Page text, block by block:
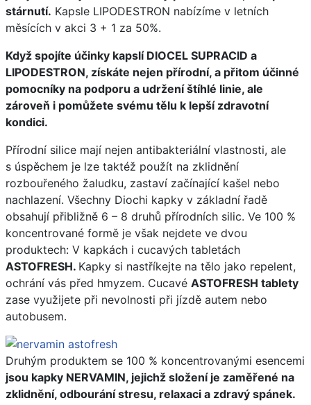
stárnutí. Kapsle LIPODESTRON nabízíme v letních
měsících v akci 3 + 1 za 50%.
Když spojíte účinky kapslí DIOCEL SUPRACID a
LIPODESTRON, získáte nejen přírodní, a přitom účinné
pomocníky na podporu a udržení štíhlé linie, ale
zároveň i pomůžete svému tělu k lepší zdravotní
kondici.
Přírodní silice mají nejen antibakteriální vlastnosti, ale
s úspěchem je lze taktéž použít na zklidnění
rozbouřeného žaludku, zastaví začínající kašel nebo
nachlazení. Všechny Diochi kapky v základní řadě
obsahují přibližně 6 – 8 druhů přírodních silic. Ve 100 %
koncentrované formě je však nejdete ve dvou
produktech: V kapkách i cucavých tabletách
ASTOFRESH. Kapky si nastříkejte na tělo jako repelent,
ochrání vás před hmyzem. Cucavé ASTOFRESH tablety
zase využijete při nevolnosti při jízdě autem nebo
autobusem.
Druhým produktem se 100 % koncentrovanými esencemi
jsou kapky NERVAMIN, jejichž složení je zaměřené na
zklidnění, odbourání stresu, relaxaci a zdravý spánek.